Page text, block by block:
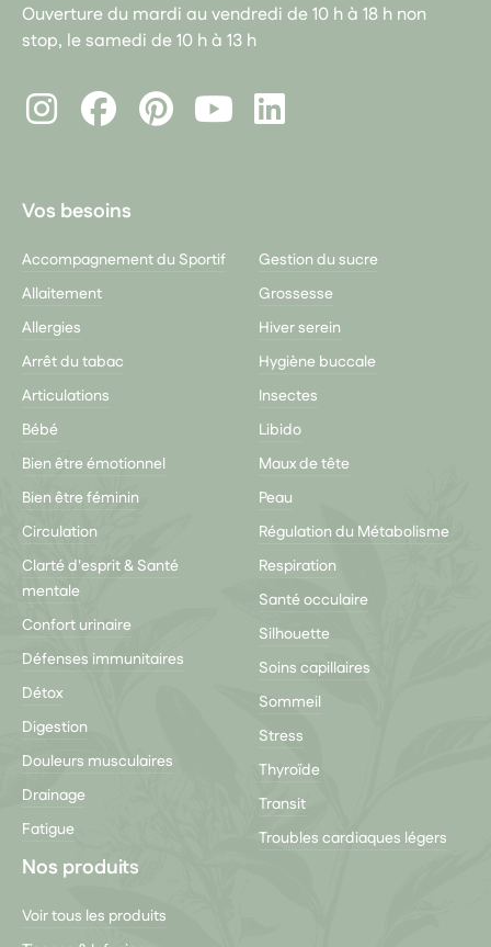
Ouverture du mardi au vendredi de 10 h à 18 h non
stop, le samedi de 10 h à 13 h
InstagramFacebookPinterest
LinkedIn
Vos besoins
Accompagnement du Sportif
Allaitement
Allergies
Arrêt du tabac
Articulations
Bébé
Bien être émotionnel
Bien être féminin
Circulation
Clarté d'esprit & Santé
mentale
Confort urinaire
Défenses immunitaires
Détox
Digestion
Douleurs musculaires
Drainage
Fatigue
Gestion du sucre
Grossesse
Hiver serein
Hygiène buccale
Insectes
Libido
Maux de tête
Peau
Régulation du Métabolisme
Respiration
Santé occulaire
Silhouette
Soins capillaires
Sommeil
Stress
Thyroïde
Transit
Troubles cardiaques légers
Nos produits
Voir tous les produits